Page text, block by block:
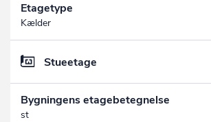
Etagetype
Kælder
Stueetage
Bygningens etagebetegnelse
st